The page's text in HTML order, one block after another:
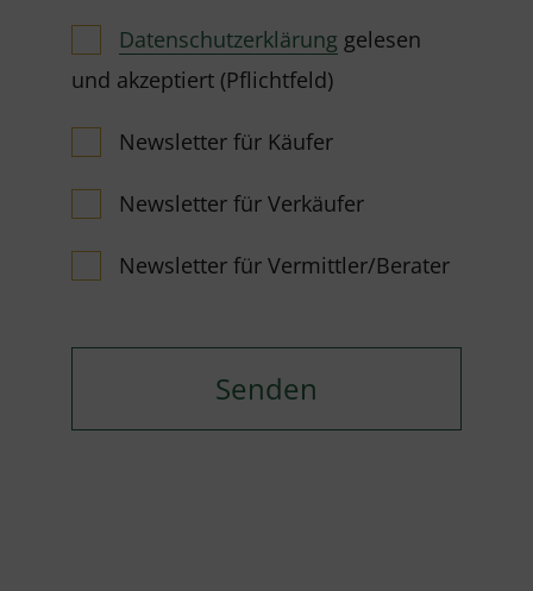
Datenschutzerklärung gelesen
und akzeptiert (Pflichtfeld)
Newsletter für Käufer
Newsletter für Verkäufer
Newsletter für Vermittler/Berater